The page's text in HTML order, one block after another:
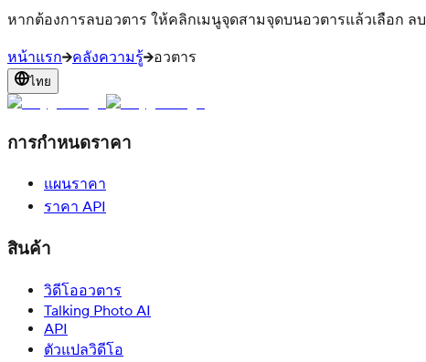
หากต้องการลบอวตาร ให้คลิกเมนูจุดสามจุดบนอวตารแล้วเลือก ลบ
หน้าแรก คลังความรู้ อวตาร
ไทย
การกำหนดราคา
แผนราคา
ราคา API
สินค้า
วิดีโออวตาร
Talking Photo AI
API
ตัวแปลวิดีโอ